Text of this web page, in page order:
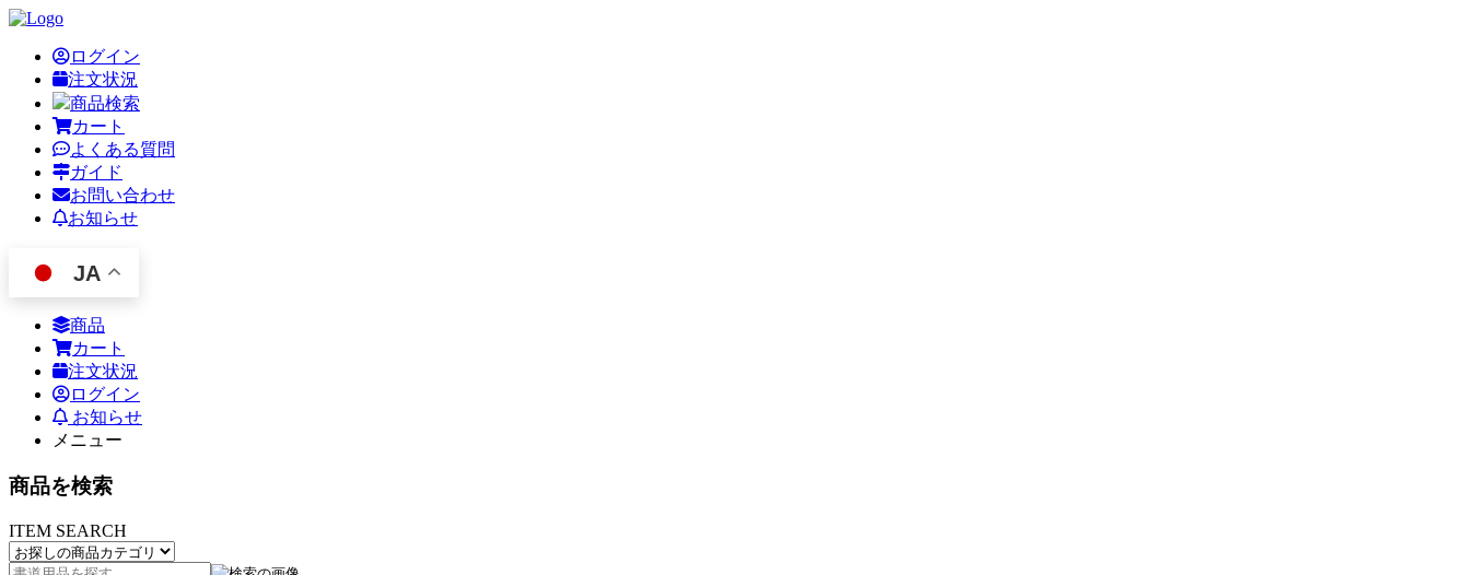
ログイン
注文状況
商品検索
カート
よくある質問
ガイド
お問い合わせ
お知らせ
JA
商品
カート
注文状況
ログイン
お知らせ
メニュー
商品を検索
ITEM SEARCH